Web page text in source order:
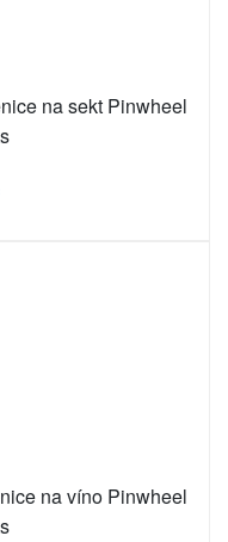
na sekt Pinwheel
na víno Pinwheel